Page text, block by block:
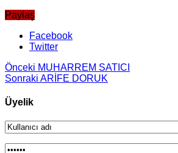
Paylaş
Facebook
Twitter
Önceki MUHARREM SATICI
Sonraki ARİFE DORUK
Üyelik